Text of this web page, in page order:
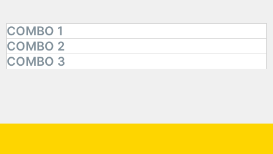
COMBO 1
COMBO 2
COMBO 3